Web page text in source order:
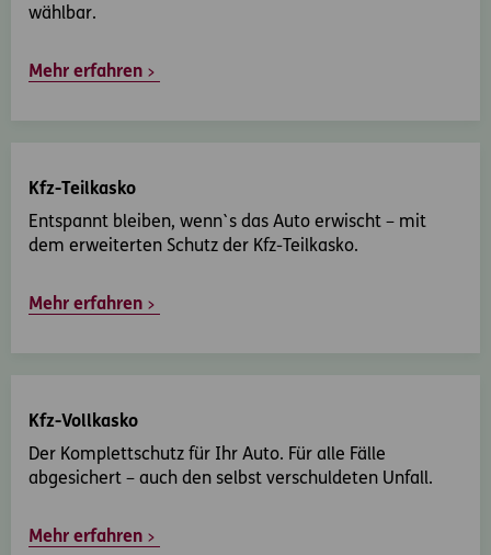
wählbar.
Mehr erfahren
Kfz-Teilkasko
Entspannt bleiben, wenn`s das Auto erwischt – mit
dem erweiterten Schutz der Kfz-Teilkasko.
Mehr erfahren
Kfz-Vollkasko
Der Komplettschutz für Ihr Auto. Für alle Fälle
abgesichert – auch den selbst verschuldeten Unfall.
Mehr erfahren